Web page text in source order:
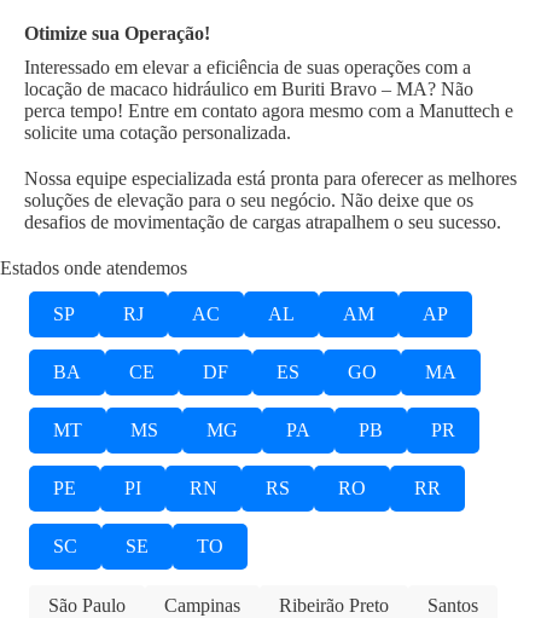
Otimize sua Operação!
Interessado em elevar a eficiência de suas operações com a
locação de macaco hidráulico em Buriti Bravo – MA? Não
perca tempo! Entre em contato agora mesmo com a Manuttech e
solicite uma cotação personalizada.
Nossa equipe especializada está pronta para oferecer as melhores
soluções de elevação para o seu negócio. Não deixe que os
desafios de movimentação de cargas atrapalhem o seu sucesso.
Estados onde atendemos
SP RJ AC AL AM AP
BA CE DF ES GO MA
MT MS MG PA PB PR
PE PI RN RS RO RR
SC SE TO
São Paulo Campinas Ribeirão Preto
Santos